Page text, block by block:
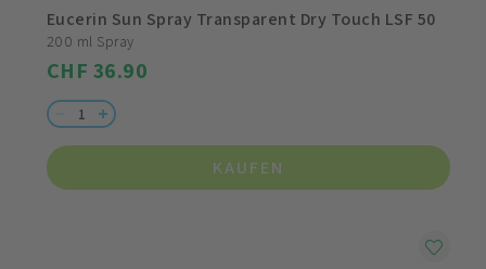
Eucerin Sun Spray Transparent Dry Touch LSF 50
200 ml Spray
CHF 36.90
KAUFEN